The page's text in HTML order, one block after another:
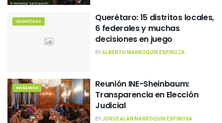
QUERÉTARO
Querétaro: 15 distritos locales,
6 federales y muchas
decisiones en juego
BYALBERTO MARROQUÍN ESPINOZA
MAÑANERA
Reunión INE-Sheinbaum:
Transparencia en Elección
Judicial
BYJORGE ALAN MARROQUÍN ESPINOSA